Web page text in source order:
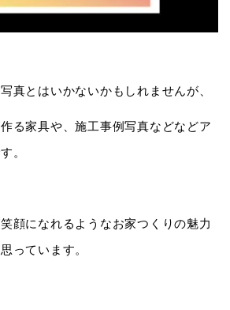
真とはいかないかもしれませんが、
る家具や、施工事例写真などなどア
。
顔になれるようなお家つくりの魅力
っています。